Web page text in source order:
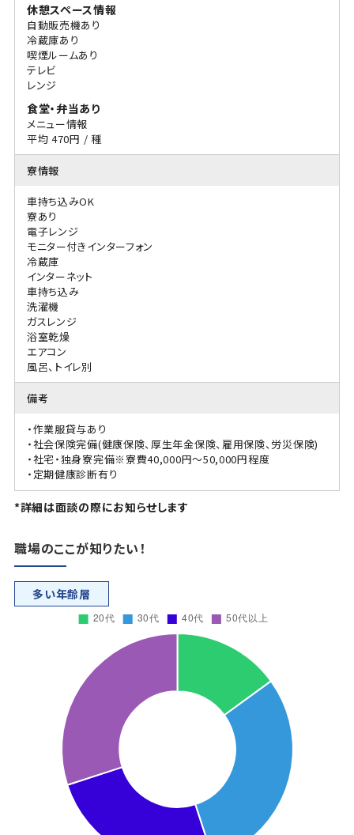
休憩スペース情報
自動販売機あり
冷蔵庫あり
喫煙ルームあり
テレビ
レンジ
食堂・弁当あり
メニュー情報
平均 470円 / 種
寮情報
車持ち込みOK
寮あり
電子レンジ
モニター付きインターフォン
冷蔵庫
インターネット
車持ち込み
洗濯機
ガスレンジ
浴室乾燥
エアコン
風呂、トイレ別
備考
・作業服貸与あり
・社会保険完備(健康保険、厚生年金保険、雇用保険、労災保険)
・社宅・独身寮完備※寮費40,000円～50,000円程度
・定期健康診断有り
*詳細は面談の際にお知らせします
職場のここが知りたい！
多い年齢層